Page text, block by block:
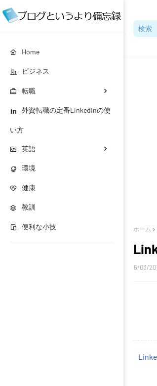
Home
ビジネス
転職
外資転職の定番LinkedInの使
い方
英語
環境
健康
教訓
便利な小技 ホーム
6/03/